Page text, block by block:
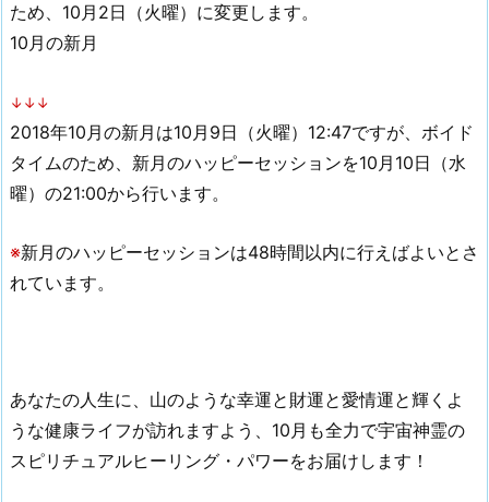
ため、10月2日（火曜）に変更します。
10月の新月
↓↓↓
2018年10月の新月は10月9日（火曜）12:47ですが、ボイド
タイムのため、新月のハッピーセッションを10月10日（水
曜）の21:00から行います。
※新月のハッピーセッションは48時間以内に行えばよいとさ
れています。
あなたの人生に、山のような幸運と財運と愛情運と輝くよ
うな健康ライフが訪れますよう、10月も全力で宇宙神霊の
スピリチュアルヒーリング・パワーをお届けします！